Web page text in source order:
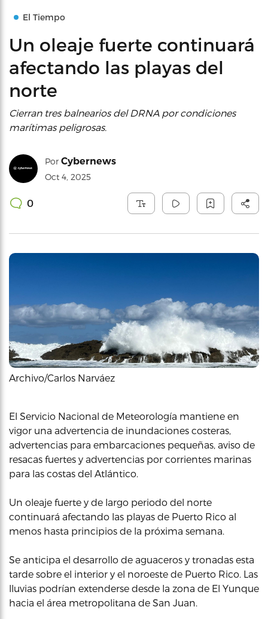
El Tiempo
Un oleaje fuerte continuará
afectando las playas del
norte
Cierran tres balnearios del DRNA por condiciones
marítimas peligrosas.
Por Cybernews
Oct 4, 2025
0
Archivo/Carlos Narváez
El Servicio Nacional de Meteorología mantiene en
vigor una advertencia de inundaciones costeras,
advertencias para embarcaciones pequeñas, aviso de
resacas fuertes y advertencias por corrientes marinas
para las costas del Atlántico.
Un oleaje fuerte y de largo periodo del norte
continuará afectando las playas de Puerto Rico al
menos hasta principios de la próxima semana.
Se anticipa el desarrollo de aguaceros y tronadas esta
tarde sobre el interior y el noroeste de Puerto Rico. Las
lluvias podrían extenderse desde la zona de El Yunque
hacia el área metropolitana de San Juan.